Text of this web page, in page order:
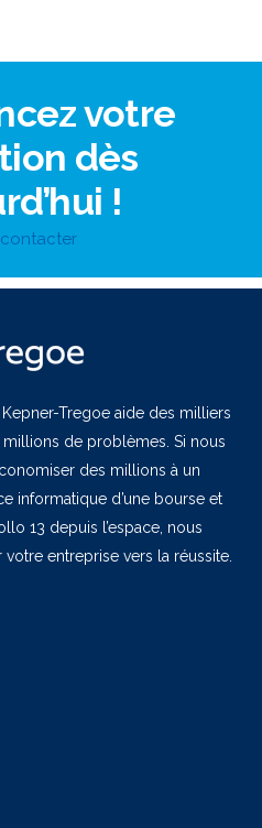
votre
dès
!
Tregoe aide des milliers
millions de problèmes. Si nous
des millions à un
informatique d’une bourse et
13 depuis l’espace, nous
entreprise vers la réussite.